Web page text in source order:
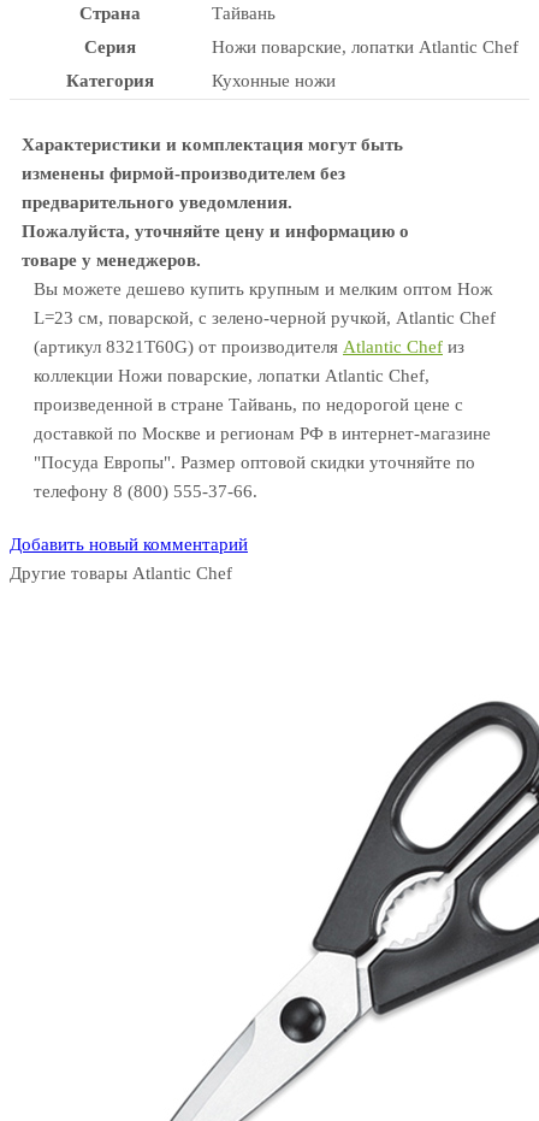
Страна
Тайвань
Серия
Ножи поварские, лопатки Atlantic Chef
Категория
Кухонные ножи
Характеристики и комплектация могут быть
изменены фирмой-производителем без
предварительного уведомления.
Пожалуйста, уточняйте цену и информацию о
товаре у менеджеров.
Вы можете дешево купить крупным и мелким оптом Нож
L=23 см, поварской, с зелено-черной ручкой, Atlantic Chef
(артикул 8321T60G) от производителя Atlantic Chef из
коллекции Ножи поварские, лопатки Atlantic Chef,
произведенной в стране Тайвань, по недорогой цене с
доставкой по Москве и регионам РФ в интернет-магазине
"Посуда Европы". Размер оптовой скидки уточняйте по
телефону 8 (800) 555-37-66.
Добавить новый комментарий
Другие товары Atlantic Chef